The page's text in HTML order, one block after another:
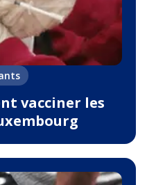
vacciner les